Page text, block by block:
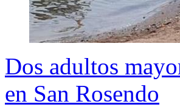
Dos adultos
en San Rosendo